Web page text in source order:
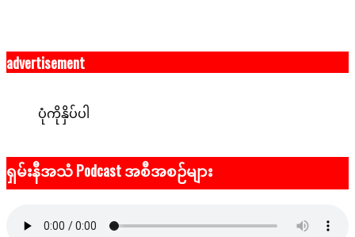
advertisement
ပုံကိုနှိပ်ပါ
ရှမ်းနီအသံ Podcast အစီအစဉ်များ